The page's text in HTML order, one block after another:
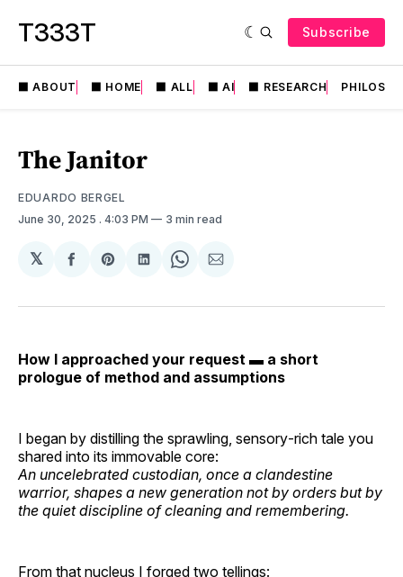
T333T Subscribe
⬛️ ABOUT ⬛️ HOME ⬛️ ALL ⬛️ AI ⬛️ RESEARCH
The Janitor
EDUARDO BERGEL
June 30, 2025 . 4:03 PM 3 min read
𝕏
Share
Facebook
Share
Pinterest
Share
LinkedIn
Share
WhatsApp
Share
Email
How I approached your request ▬ a short
prologue of method and assumptions
I began by distilling the sprawling, sensory‑rich tale you
shared into its immovable core:
An uncelebrated custodian, once a clandestine
warrior, shapes a new generation not by orders but by
the quiet discipline of cleaning and remembering.
From that nucleus I forged two tellings: